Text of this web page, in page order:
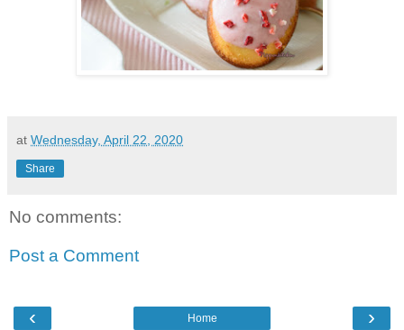
at Wednesday, April 22, 2020
Share
No comments:
Post a Comment
‹ ›
Home